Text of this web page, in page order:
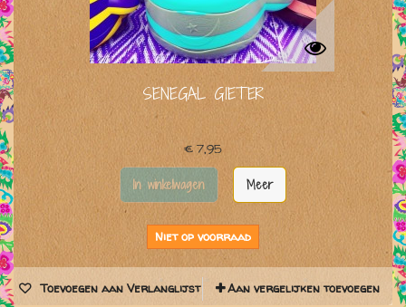
SENEGAL GIETER
€ 7,95
In winkelwagen Meer
Niet op voorraad
Toevoegen aan Verlanglijst Aan vergelijken toevoegen